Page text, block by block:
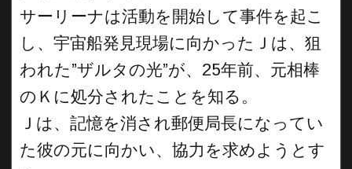
サーリーナは活動を開始して事件を起こ
し、宇宙船発見現場に向かったＪは、狙
われた”ザルタの光”が、25年前、元相棒
のＫに処分されたことを知る。
Ｊは、記憶を消され郵便局長になってい
た彼の元に向かい、協力を求めようとす